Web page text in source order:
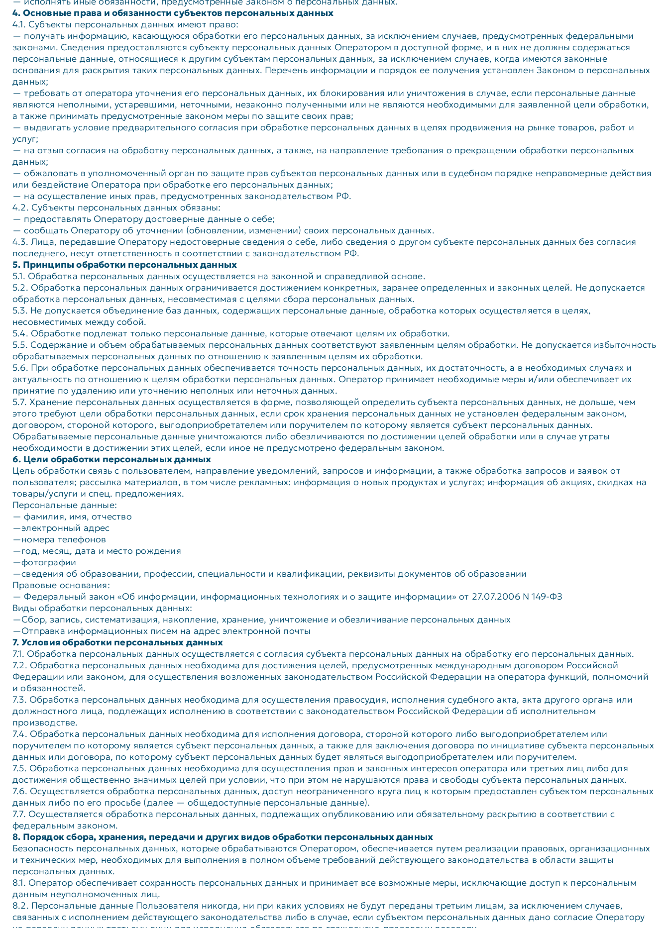
4. Основные права и обязанности субъектов персональных данных
4.1. Субъекты персональных данных имеют право:
— получать информацию, касающуюся обработки его персональных данных, за исключением случаев, предусмотренных федеральными
законами. Сведения предоставляются субъекту персональных данных Оператором в доступной форме, и в них не должны содержаться
персональные данные, относящиеся к другим субъектам персональных данных, за исключением случаев, когда имеются законные
основания для раскрытия таких персональных данных. Перечень информации и порядок ее получения установлен Законом о персональных
данных;
— требовать от оператора уточнения его персональных данных, их блокирования или уничтожения в случае, если персональные данные
являются неполными, устаревшими, неточными, незаконно полученными или не являются необходимыми для заявленной цели обработки,
а также принимать предусмотренные законом меры по защите своих прав;
— выдвигать условие предварительного согласия при обработке персональных данных в целях продвижения на рынке товаров, работ и
услуг;
— на отзыв согласия на обработку персональных данных, а также, на направление требования о прекращении обработки персональных
данных;
— обжаловать в уполномоченный орган по защите прав субъектов персональных данных или в судебном порядке неправомерные действия
или бездействие Оператора при обработке его персональных данных;
— на осуществление иных прав, предусмотренных законодательством РФ.
4.2. Субъекты персональных данных обязаны:
— предоставлять Оператору достоверные данные о себе;
— сообщать Оператору об уточнении (обновлении, изменении) своих персональных данных.
4.3. Лица, передавшие Оператору недостоверные сведения о себе, либо сведения о другом субъекте персональных данных без согласия
последнего, несут ответственность в соответствии с законодательством РФ.
5. Принципы обработки персональных данных
5.1. Обработка персональных данных осуществляется на законной и справедливой основе.
5.2. Обработка персональных данных ограничивается достижением конкретных, заранее определенных и законных целей. Не допускается
обработка персональных данных, несовместимая с целями сбора персональных данных.
5.3. Не допускается объединение баз данных, содержащих персональные данные, обработка которых осуществляется в целях,
несовместимых между собой.
5.4. Обработке подлежат только персональные данные, которые отвечают целям их обработки.
5.5. Содержание и объем обрабатываемых персональных данных соответствуют заявленным целям обработки. Не допускается избыточность
обрабатываемых персональных данных по отношению к заявленным целям их обработки.
5.6. При обработке персональных данных обеспечивается точность персональных данных, их достаточность, а в необходимых случаях и
актуальность по отношению к целям обработки персональных данных. Оператор принимает необходимые меры и/или обеспечивает их
принятие по удалению или уточнению неполных или неточных данных.
5.7. Хранение персональных данных осуществляется в форме, позволяющей определить субъекта персональных данных, не дольше, чем
этого требуют цели обработки персональных данных, если срок хранения персональных данных не установлен федеральным законом,
договором, стороной которого, выгодоприобретателем или поручителем по которому является субъект персональных данных.
Обрабатываемые персональные данные уничтожаются либо обезличиваются по достижении целей обработки или в случае утраты
необходимости в достижении этих целей, если иное не предусмотрено федеральным законом.
6. Цели обработки персональных данных
Цель обработки cвязь с пользователем, направление уведомлений, запросов и информации, а также обработка запросов и заявок от
пользователя; рассылка материалов, в том числе рекламных: информация о новых продуктах и услугах; информация об акциях, скидках на
товары/услуги и спец. предложениях.
Персональные данные:
— фамилия, имя, отчество
—электронный адрес
—номера телефонов
—год, месяц, дата и место рождения
—фотографии
—сведения об образовании, профессии, специальности и квалификации, реквизиты документов об образовании
Правовые основания:
— Федеральный закон «Об информации, информационных технологиях и о защите информации» от 27.07.2006 N 149-ФЗ
Виды обработки персональных данных:
—Сбор, запись, систематизация, накопление, хранение, уничтожение и обезличивание персональных данных
—Отправка информационных писем на адрес электронной почты
7. Условия обработки персональных данных
7.1. Обработка персональных данных осуществляется с согласия субъекта персональных данных на обработку его персональных данных.
7.2. Обработка персональных данных необходима для достижения целей, предусмотренных международным договором Российской
Федерации или законом, для осуществления возложенных законодательством Российской Федерации на оператора функций, полномочий
и обязанностей.
7.3. Обработка персональных данных необходима для осуществления правосудия, исполнения судебного акта, акта другого органа или
должностного лица, подлежащих исполнению в соответствии с законодательством Российской Федерации об исполнительном
производстве.
7.4. Обработка персональных данных необходима для исполнения договора, стороной которого либо выгодоприобретателем или
поручителем по которому является субъект персональных данных, а также для заключения договора по инициативе субъекта персональных
данных или договора, по которому субъект персональных данных будет являться выгодоприобретателем или поручителем.
7.5. Обработка персональных данных необходима для осуществления прав и законных интересов оператора или третьих лиц либо для
достижения общественно значимых целей при условии, что при этом не нарушаются права и свободы субъекта персональных данных.
7.6. Осуществляется обработка персональных данных, доступ неограниченного круга лиц к которым предоставлен субъектом персональных
данных либо по его просьбе (далее — общедоступные персональные данные).
7.7. Осуществляется обработка персональных данных, подлежащих опубликованию или обязательному раскрытию в соответствии с
федеральным законом.
8. Порядок сбора, хранения, передачи и других видов обработки персональных данных
Безопасность персональных данных, которые обрабатываются Оператором, обеспечивается путем реализации правовых, организационных
и технических мер, необходимых для выполнения в полном объеме требований действующего законодательства в области защиты
персональных данных.
8.1. Оператор обеспечивает сохранность персональных данных и принимает все возможные меры, исключающие доступ к персональным
данным неуполномоченных лиц.
8.2. Персональные данные Пользователя никогда, ни при каких условиях не будут переданы третьим лицам, за исключением случаев,
связанных с исполнением действующего законодательства либо в случае, если субъектом персональных данных дано согласие Оператору